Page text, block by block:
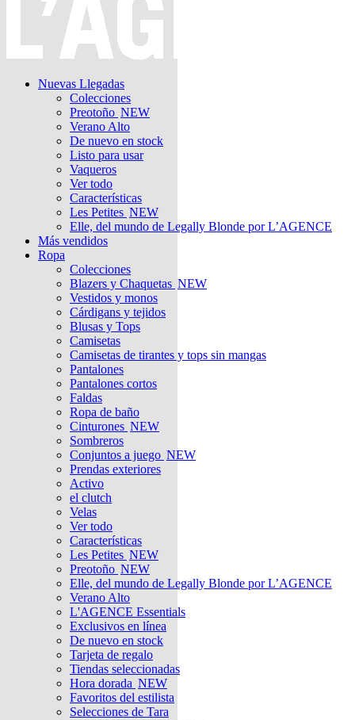
Nuevas Llegadas
Colecciones
Preotoño NEW
Verano Alto
De nuevo en stock
Listo para usar
Vaqueros
Ver todo
Características
Les Petites NEW
Elle, del mundo de Legally Blonde por L’AGENCE
Más vendidos
Ropa
Colecciones
Blazers y Chaquetas NEW
Vestidos y monos
Cárdigans y tejidos
Blusas y Tops
Camisetas
Camisetas de tirantes y tops sin mangas
Pantalones
Pantalones cortos
Faldas
Ropa de baño
Cinturones NEW
Sombreros
Conjuntos a juego NEW
Prendas exteriores
Activo
el clutch
Velas
Ver todo
Características
Les Petites NEW
Preotoño NEW
Elle, del mundo de Legally Blonde por L’AGENCE
Verano Alto
L'AGENCE Essentials
Exclusivos en línea
De nuevo en stock
Tarjeta de regalo
Tiendas seleccionadas
Hora dorada NEW
Favoritos del estilista
Selecciones de Tara